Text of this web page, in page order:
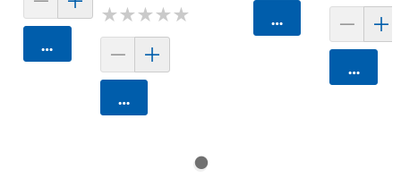
카트에 담기
★★★★★
★★★★★
카트에 담기
카트에 담기
카트에